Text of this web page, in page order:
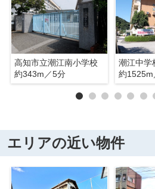
高知市立潮江南小学校
約343m／5分
潮江中学
約1525m
エリアの近い物件